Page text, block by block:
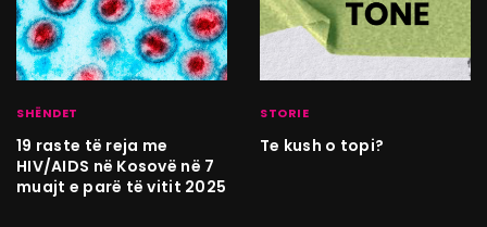
SHËNDET
19 raste të reja me
HIV/AIDS në Kosovë në 7
muajt e parë të vitit 2025
STORIE
Te kush o topi?